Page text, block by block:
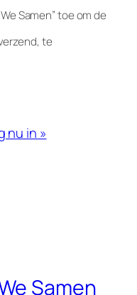
Samen” toe om de
te
nu in »
Samen